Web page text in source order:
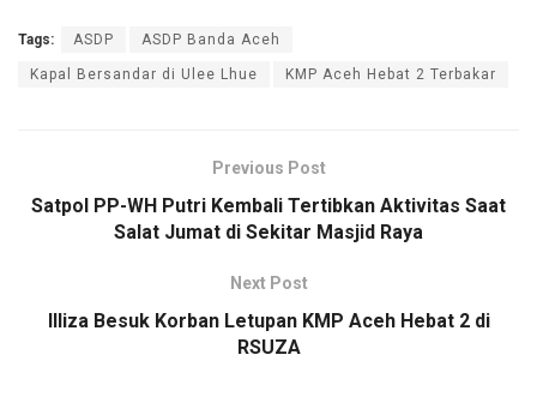
Tags: ASDP ASDP Banda Aceh
Kapal Bersandar di Ulee Lhue KMP Aceh Hebat 2 Terbakar
Previous Post
Satpol PP-WH Putri Kembali Tertibkan Aktivitas Saat
Salat Jumat di Sekitar Masjid Raya
Next Post
Illiza Besuk Korban Letupan KMP Aceh Hebat 2 di
RSUZA